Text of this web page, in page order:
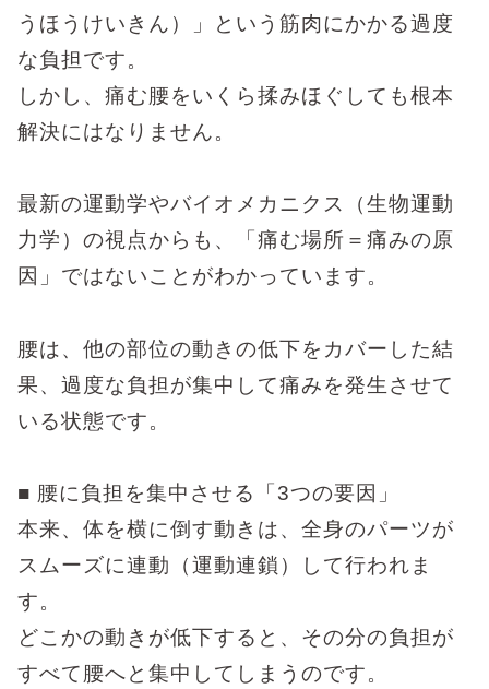
うほうけいきん）」という筋肉にかかる過度
な負担です。
しかし、痛む腰をいくら揉みほぐしても根本
解決にはなりません。
最新の運動学やバイオメカニクス（生物運動
力学）の視点からも、「痛む場所＝痛みの原
因」ではないことがわかっています。
腰は、他の部位の動きの低下をカバーした結
果、過度な負担が集中して痛みを発生させて
いる状態です。
■ 腰に負担を集中させる「 3つの要因」
本来、体を横に倒す動きは、全身のパーツが
スムーズに連動（運動連鎖）して行われま
す。
どこかの動きが低下すると、その分の負担が
すべて腰へと集中してしまうのです。